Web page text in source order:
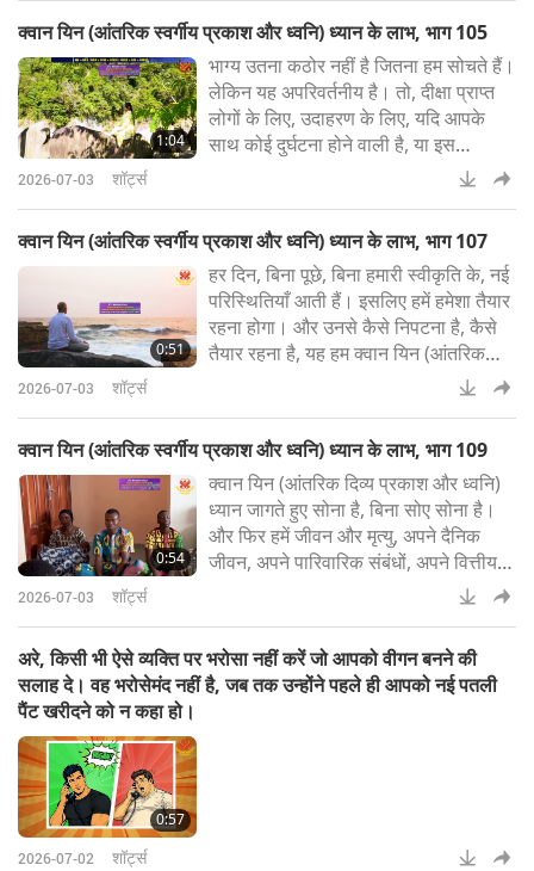
मदद नहीं कर सकते। अधिक जानकारी के
लिए, कृपया देखें:
SupremeMasterTV.com/Meditatio
n
क्वान यिन (आंतरिक स्वर्गीय प्रकाश और ध्वनि) ध्यान के लाभ, भाग 105
1:04
भाग्य उतना कठोर नहीं है जितना हम सोचते हैं।
लेकिन यह अपरिवर्तनीय है। तो, दीक्षा प्राप्त
लोगों के लिए, उदाहरण के लिए, यदि आपके
साथ कोई दुर्घटना होने वाली है, या इस
जीवनकाल में किसी द्वारा आपको मारा जाना है,
प्राप्त हैं, यह केवल आपके सपने में ही हो सकता
है। तो, आपको फिर भी उसका सामना करना
पड़ता है, लेकिन एक अधिक आरामदायक तरीके
से। क्योंकि अनंत काल में, ईश
2026-07-03 शॉर्ट्स
क्वान यिन (आंतरिक स्वर्गीय प्रकाश और ध्वनि) ध्यान के लाभ, भाग 107
0:51
हर दिन, बिना पूछे, बिना हमारी स्वीकृति के, नई
परिस्थितियाँ आती हैं। इसलिए हमें हमेशा तैयार
रहना होगा। और उनसे कैसे निपटना है, कैसे
तैयार रहना है, यह हम क्वान यिन (आंतरिक
दिव्य प्रकाश और ध्वनि) ध्यान के माध्यम से
से या अवचेतन रूप से, जीवन की हर परिस्थिति
से कैसे निपटना है, और इसीलिए यह खुशी की
कुंजी है। अधिक जानकारी के लिए, कृपया देखें:
SupremeMast
2026-07-03 शॉर्ट्स
क्वान यिन (आंतरिक स्वर्गीय प्रकाश और ध्वनि) ध्यान के लाभ, भाग 109
0:54
क्वान यिन (आंतरिक दिव्य प्रकाश और ध्वनि)
ध्यान जागते हुए सोना है, बिना सोए सोना है।
और फिर हमें जीवन और मृत्यु, अपने दैनिक
जीवन, अपने पारिवारिक संबंधों, अपने वित्तीय
व्यवसाय से निपटने के बारे में जानने के लिए
से भी नहीं डरेंगे। हम मंदी से नहीं डरते। हम
दुनिया की वजह से बेरोज़गारी से नहीं डरते।
अधिक जानकारी के लिए, कृपया देखें:
2026-07-03 शॉर्ट्स
अरे, किसी भी ऐसे व्यक्ति पर भरोसा नहीं करें जो आपको वीगन बनने की
सलाह दे। वह भरोसेमंद नहीं है, जब तक उन्होंने पहले ही आपको नई पतली
पैंट खरीदने को न कहा हो।
0:57
2026-07-02 शॉर्ट्स